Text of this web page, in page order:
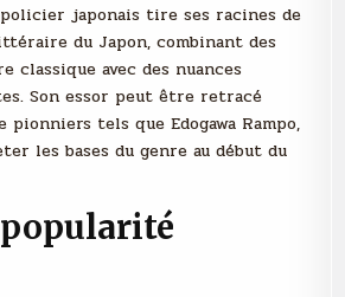
japonais tire ses racines de
du Japon, combinant des
classique avec des nuances
Son essor peut être retracé
pionniers tels que Edogawa Rampo,
les bases du genre au début du
popularité